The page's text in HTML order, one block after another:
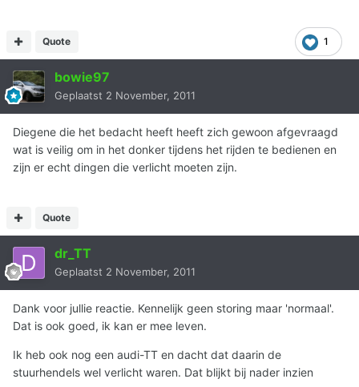
1
Quote
bowie97
Geplaatst 2 November, 2011
Diegene die het bedacht heeft heeft zich gewoon afgevraagd
wat is veilig om in het donker tijdens het rijden te bedienen en
zijn er echt dingen die verlicht moeten zijn.
Quote
dr_TT
Geplaatst 2 November, 2011
Dank voor jullie reactie. Kennelijk geen storing maar 'normaal'.
Dat is ook goed, ik kan er mee leven.
Ik heb ook nog een audi-TT en dacht dat daarin de
stuurhendels wel verlicht waren. Dat blijkt bij nader inzien